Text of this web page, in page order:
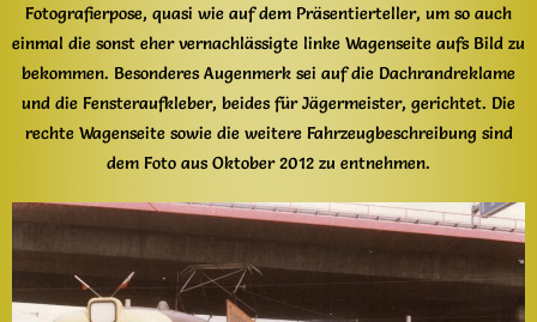
Fotografierpose, quasi wie auf dem Präsentierteller, um so auch
einmal die sonst eher vernachlässigte linke Wagenseite aufs Bild zu
bekommen. Besonderes Augenmerk sei auf die Dachrandreklame
und die Fensteraufkleber, beides für Jägermeister, gerichtet. Die
rechte Wagenseite sowie die weitere Fahrzeugbeschreibung sind
dem Foto aus Oktober 2012 zu entnehmen.